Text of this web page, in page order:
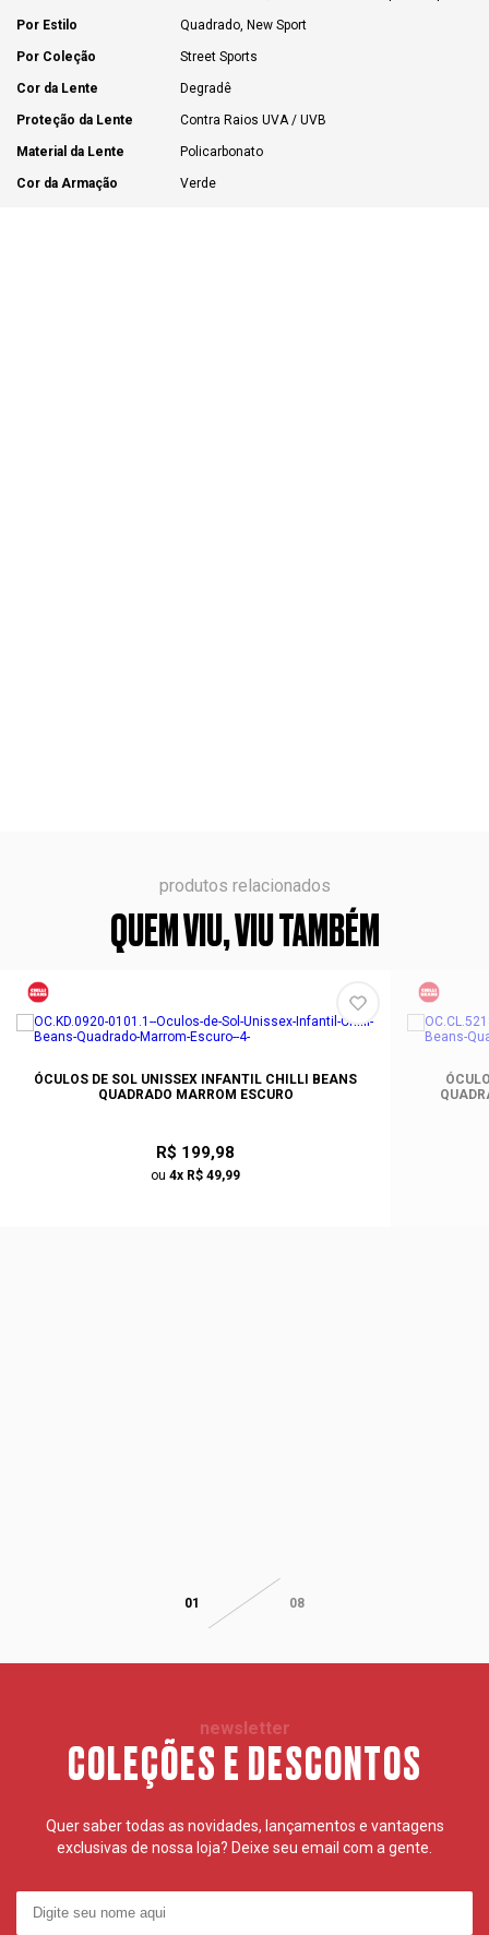
Por Estilo Quadrado, New Sport
Por Coleção Street Sports
Cor da Lente Degradê
Proteção da Lente Contra Raios UVA / UVB
Material da Lente Policarbonato
Cor da Armação Verde
produtos relacionados
QUEM VIU, VIU TAMBÉM
ÓCULOS DE SOL UNISSEX INFANTIL CHILLI BEANS
QUADRADO MARROM ESCURO
R$ 199,98
ou 4x R$ 49,99
01 08
newsletter
COLEÇÕES E DESCONTOS
Quer saber todas as novidades, lançamentos e vantagens
exclusivas de nossa loja? Deixe seu email com a gente.